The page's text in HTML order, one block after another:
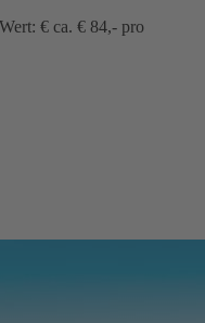
€ ca. € 84,- pro